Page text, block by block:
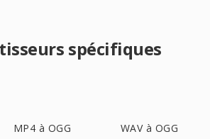
spécifiques
MP4 à OGG WAV à OGG